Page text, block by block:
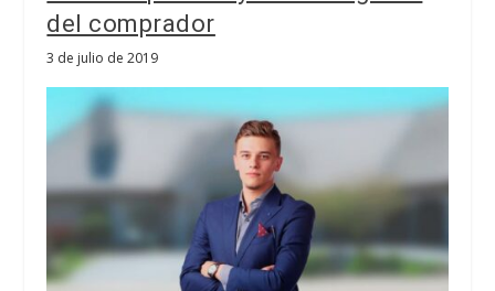
del comprador
3 de julio de 2019